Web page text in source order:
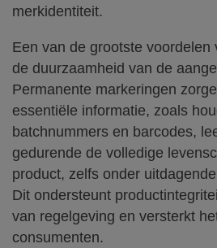
merkidentiteit.
Een van de grootste voordelen
de duurzaamheid van de
Permanente markeringen
essentiële informatie, zoals
batchnummers en barcodes,
gedurende de volledige
product, zelfs onder
Dit ondersteunt
van regelgeving en versterkt
consumenten.